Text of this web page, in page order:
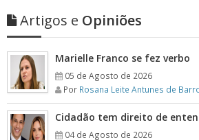
Artigos e Opiniões
Marielle Franco se fez verbo
05 de Agosto de 2026
Por Rosana Leite Antunes de
Cidadão tem direito de
04 de Agosto de 2026